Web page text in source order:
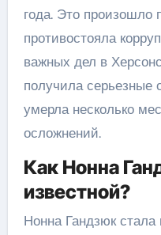
года. Это произошло
противостояла
важных дел в
получила серьезные
умерла несколько
осложнений.
Как Нонна
известной?
Нонна Гандзюк стала